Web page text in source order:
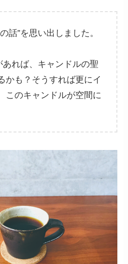
話”を思い出しました。
あれば、キャンドルの聖
かも？そうすれば更にイ
このキャンドルが空間に